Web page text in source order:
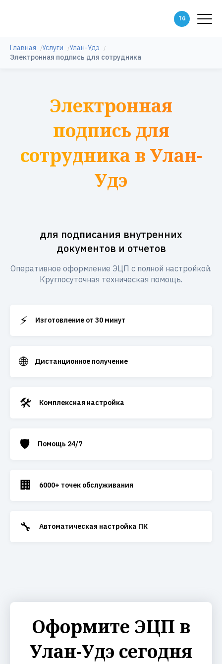
Главная Услуги
Улан-Удэ
Электронная подпись для сотрудника
Электронная
подпись для
сотрудника в Улан-
Удэ
для подписания внутренних
документов и отчетов
Оперативное оформление ЭЦП с полной настройкой.
Круглосуточная техническая помощь.
⚡ Изготовление от 30 минут
🌐 Дистанционное получение
🛠️ Комплексная настройка
🛡️ Помощь 24/7
🏢 6000+ точек обслуживания
🔧 Автоматическая настройка ПК
Оформите ЭЦП в
Улан-Удэ сегодня